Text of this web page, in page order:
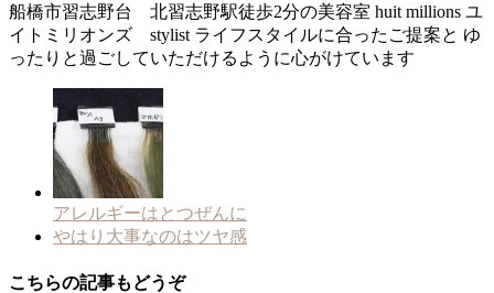
船橋市習志野台 北習志野駅徒歩2分の美容室 huit millions ユ
イトミリオンズ stylist ライフスタイルに合ったご提案と ゆ
ったりと過ごしていただけるように心がけています
アレルギーはとつぜんに
やはり大事なのはツヤ感
こちらの記事もどうぞ